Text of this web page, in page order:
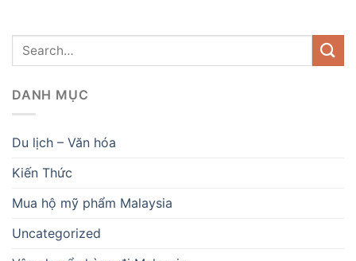
DANH MỤC
Du lịch – Văn hóa
Kiến Thức
Mua hộ mỹ phẩm Malaysia
Uncategorized